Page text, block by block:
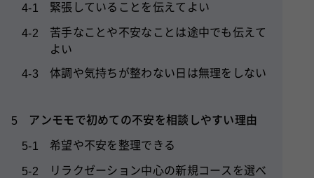
4-1 緊張していることを伝えてよい
4-2
苦手なことや不安なことは途中でも伝えて
よい
4-3 体調や気持ちが整わない日は無理をしない
5 アンモモで初めての不安を相談しやすい理由
5-1 希望や不安を整理できる
5-2
リラクゼーション中心の新規コースを選べ